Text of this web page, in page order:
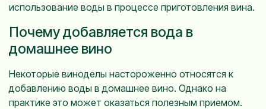
использование воды в процессе приготовления вина.
Почему добавляется вода в
домашнее вино
Некоторые виноделы настороженно относятся к
добавлению воды в домашнее вино. Однако на
практике это может оказаться полезным приемом.